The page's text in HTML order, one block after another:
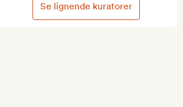
Se lignende kuratorer